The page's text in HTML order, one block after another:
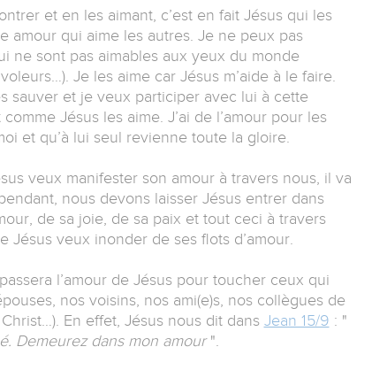
et en les aimant, c’est en fait Jésus qui les
amour qui aime les autres. Je ne peux pas
ne sont pas aimables aux yeux du monde
Je les aime car Jésus m’aide à le faire.
sauver et je veux participer avec lui à cette
Jésus les aime. J’ai de l’amour pour les
et qu’à lui seul revienne toute la gloire.
veux manifester son amour à travers nous, il va
nous devons laisser Jésus entrer dans
de sa joie, de sa paix et tout ceci à travers
veux inonder de ses flots d’amour.
l’amour de Jésus pour toucher ceux qui
nos voisins, nos ami(e)s, nos collègues de
En effet, Jésus nous dit dans Jean 15/9 : "
Demeurez dans mon amour ".